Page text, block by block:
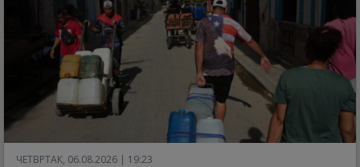
ЧЕТВРТАК, 06.08.2026 | 19:23